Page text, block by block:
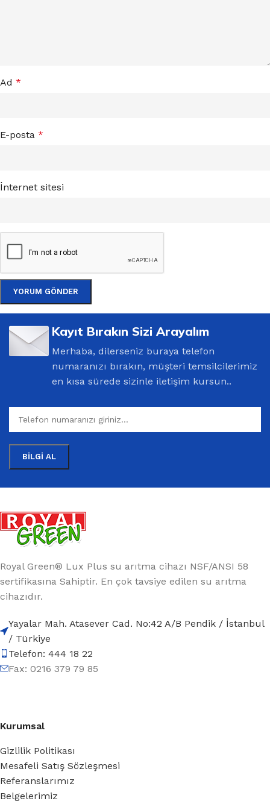
Ad *
E-posta *
İnternet sitesi
Kayıt Bırakın Sizi Arayalım
Merhaba, dilerseniz buraya telefon
numaranızı bırakın, müşteri temsilcilerimiz
en kısa sürede sizinle iletişim kursun..
Royal Green® Lux Plus su arıtma cihazı NSF/ANSI 58
sertifikasına Sahiptir. En çok tavsiye edilen su arıtma
cihazıdır.
Yayalar Mah. Atasever Cad. No:42 A/B Pendik / İstanbul
/ Türkiye
Telefon: 444 18 22
Fax: 0216 379 79 85
Kurumsal
Gizlilik Politikası
Mesafeli Satış Sözleşmesi
Referanslarımız
Belgelerimiz